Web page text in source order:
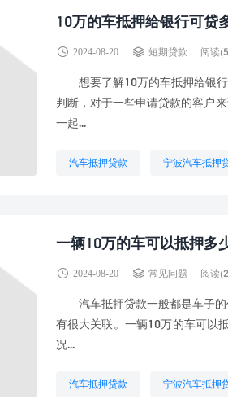
10万的车抵押给银行可贷
2024-08-20 短期贷款 阅读
想要了解10万的车抵押给银行
判断，对于一些申请贷款的客户
一起...
汽车抵押贷款 宁波汽车抵押
一辆10万的车可以抵押多
2024-08-20 常见问题 阅读
汽车抵押贷款一般都是车子的
有很大关联。一辆10万的车可以
况...
汽车抵押贷款 宁波汽车抵押